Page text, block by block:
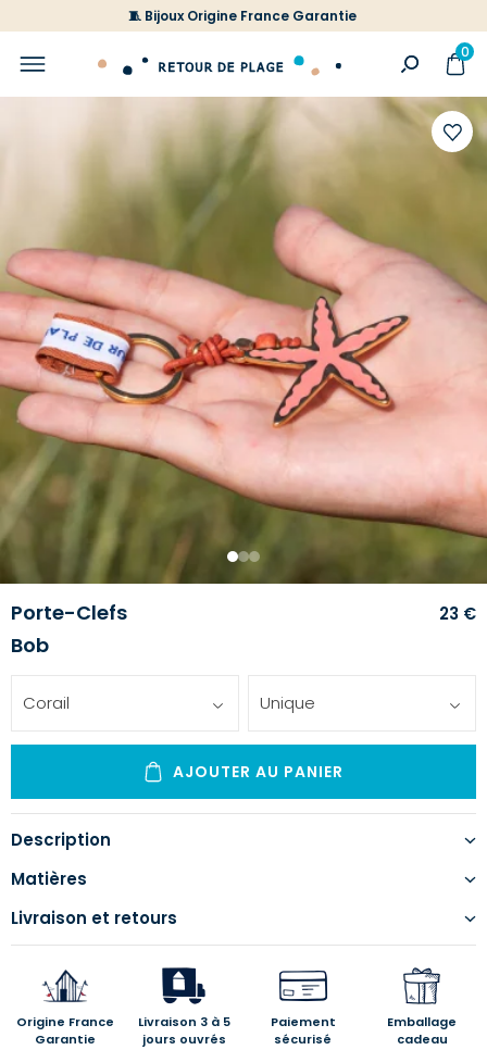
🧵 Bijoux Origine France Garantie
0
1 23
Porte-Clefs
Bob
23 €
Corail Unique
AJOUTER AU PANIER
Description
Matières
Livraison et retours
Origine France
Garantie
Livraison 3 à 5
jours ouvrés
Paiement
sécurisé
Emballage
cadeau